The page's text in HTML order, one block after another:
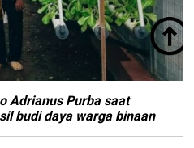
Adrianus Purba saat
budi daya warga binaan